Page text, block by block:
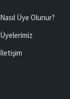
Nasıl Üye Olunur?
Üyelerimiz
İletişim